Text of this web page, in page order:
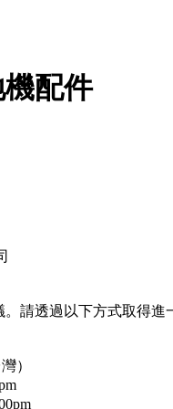
配件
請透過以下方式取得進
）